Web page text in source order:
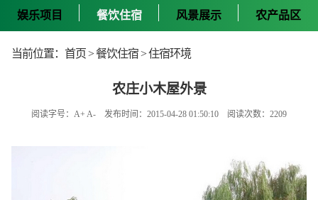
娱乐项目
餐饮住宿 风景展示 农产品区
当前位置： 首页 >餐饮住宿>住宿环境
农庄小木屋外景
阅读字号： A+ A- 发布时间：2015-04-28 01:50:10 阅读次数：2209